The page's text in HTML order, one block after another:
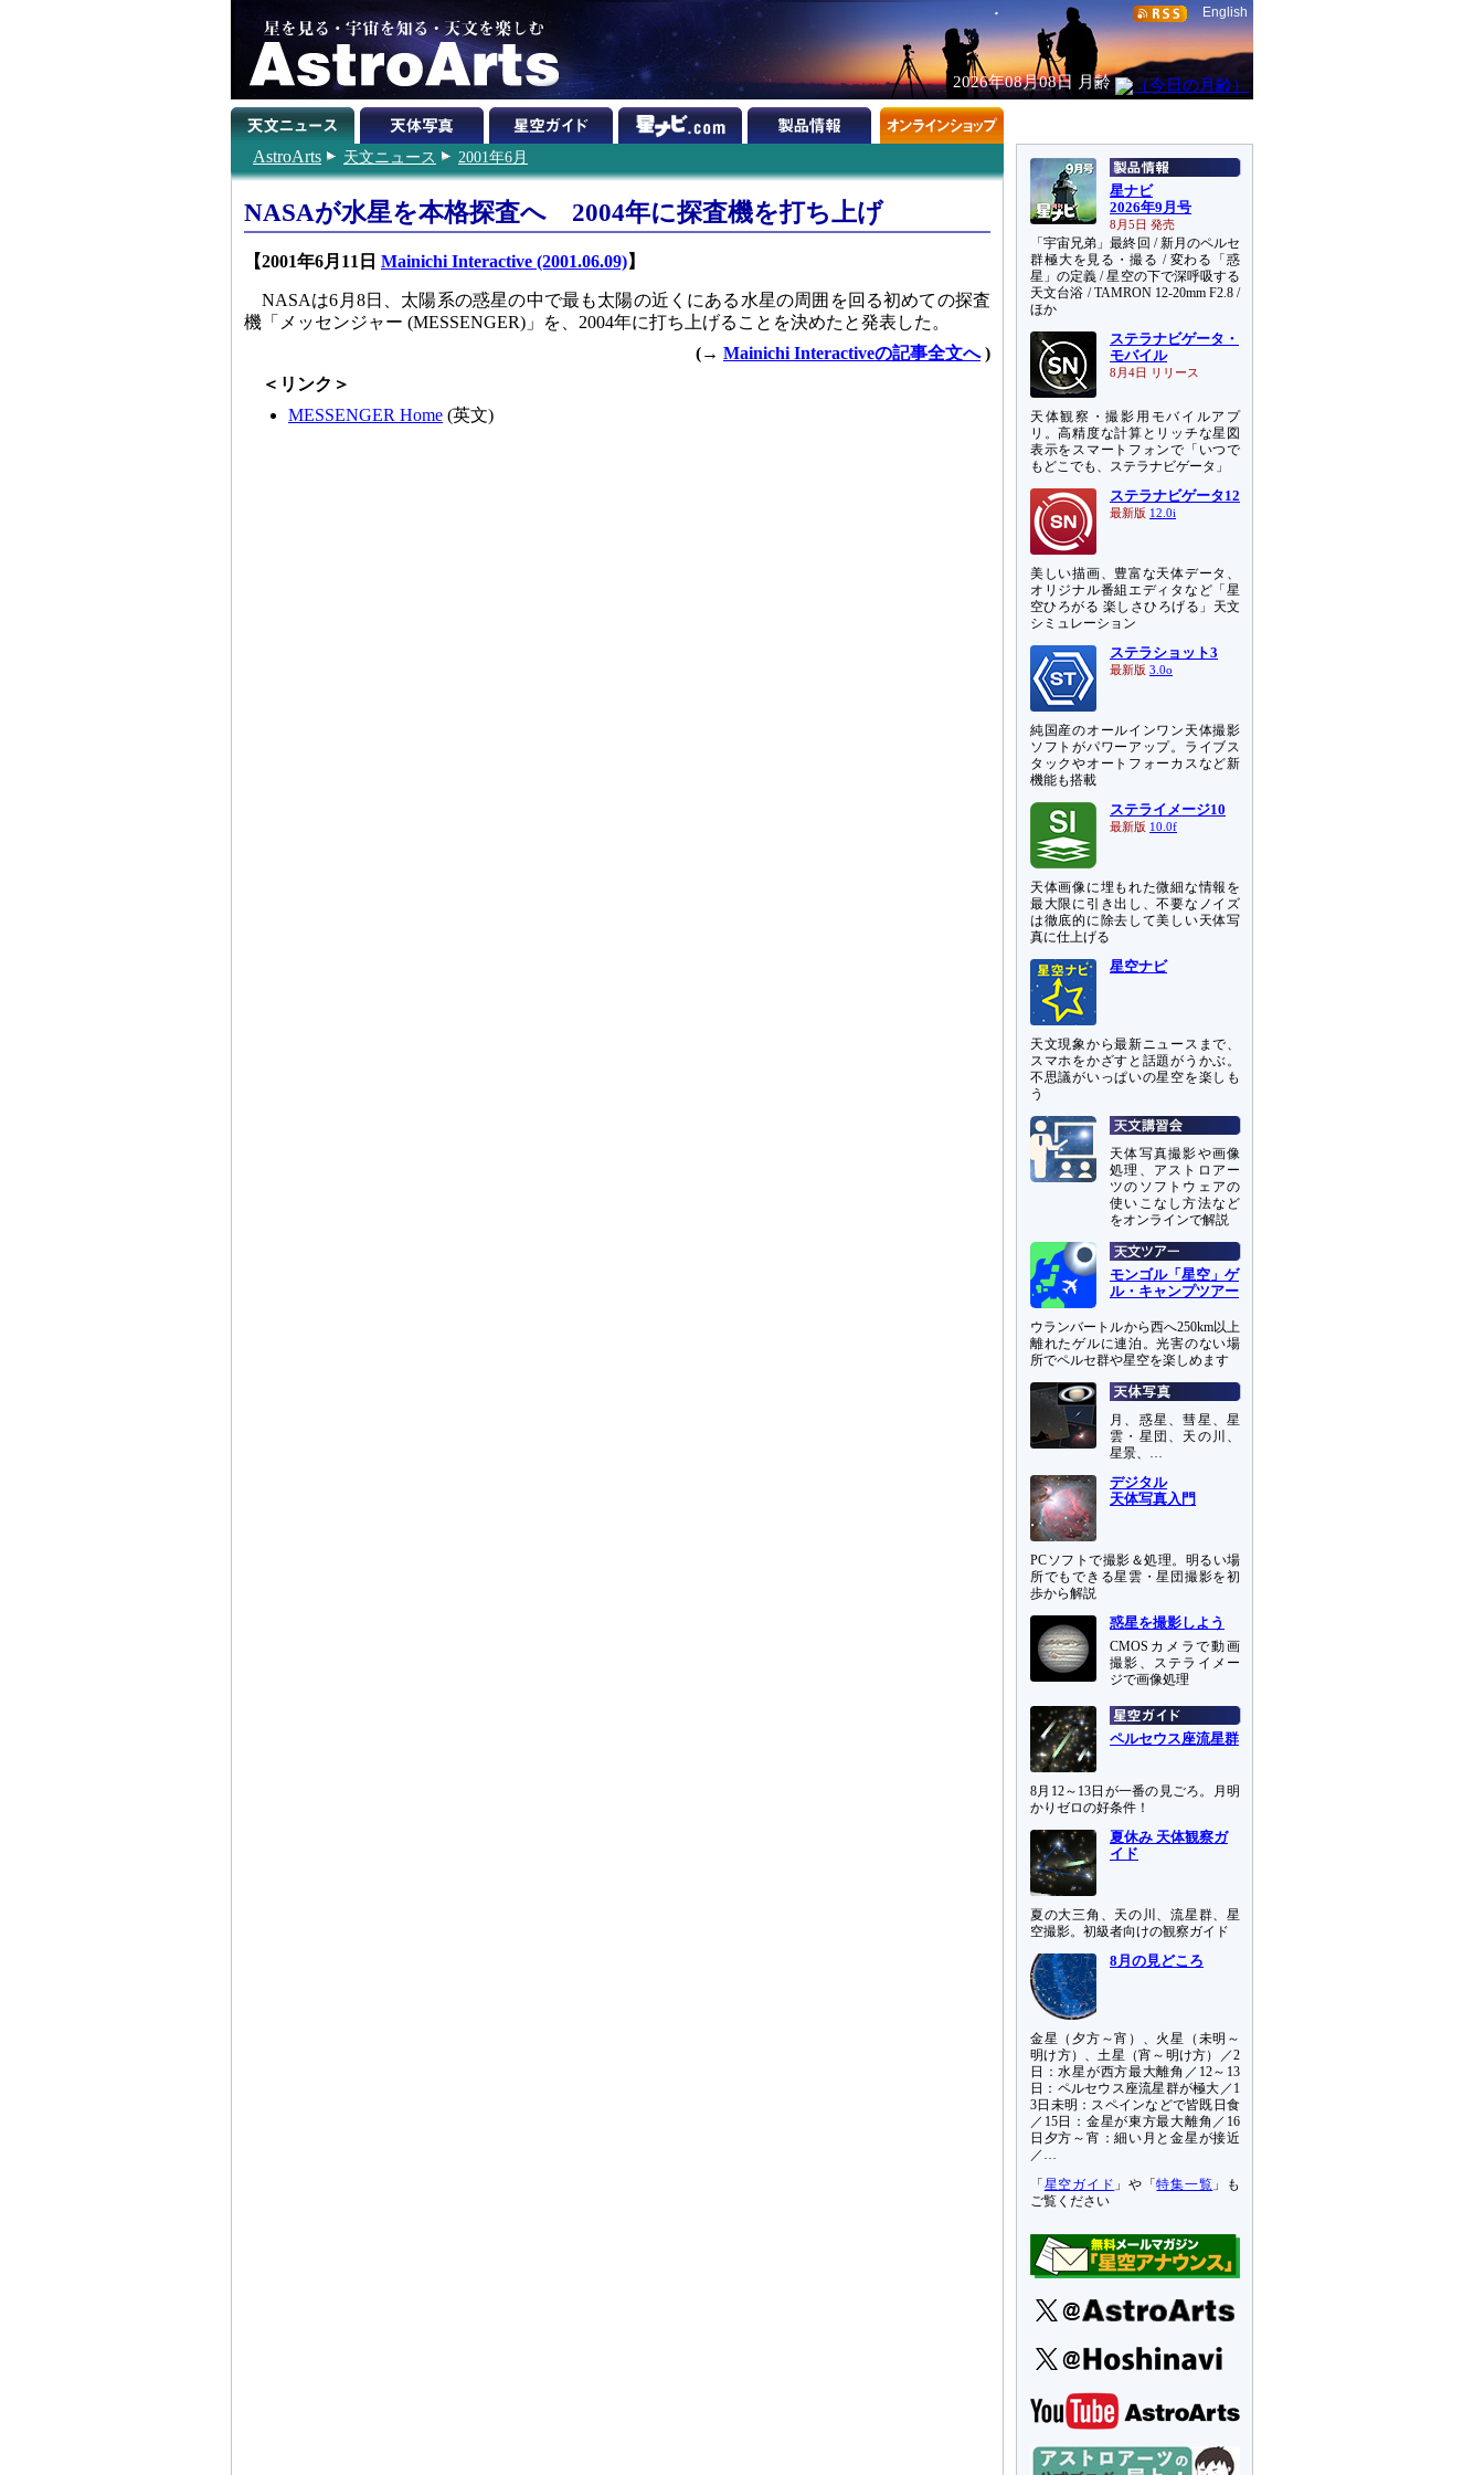
English
2026年08月08日 月齢
AstroArts 天文ニュース 2001年6月
NASAが水星を本格探査へ 2004年に探査機を打ち上げ
【2001年6月11日 Mainichi Interactive (2001.06.09)】
NASAは6月8日、太陽系の惑星の中で最も太陽の近くにある水星の周囲を回る初めての探査
機「メッセンジャー (MESSENGER)」を、2004年に打ち上げることを決めたと発表した。
(→ Mainichi Interactiveの記事全文へ)
＜リンク＞
MESSENGER Home (英文)
星ナビ
2026年9月号
8月5日 発売
「宇宙兄弟」最終回 / 新月のペルセ
群極大を見る・撮る / 変わる「惑
星」の定義 / 星空の下で深呼吸する
天文台浴 / TAMRON 12-20mm F2.8 /
ほか
ステラナビゲータ・
モバイル
8月4日 リリース
天体観察・撮影用モバイルアプ
リ。高精度な計算とリッチな星図
表示をスマートフォンで「いつで
もどこでも、ステラナビゲータ」
ステラナビゲータ12
最新版 12.0i
美しい描画、豊富な天体データ、
オリジナル番組エディタなど「星
空ひろがる 楽しさひろげる」天文
シミュレーション
ステラショット3
最新版 3.0o
純国産のオールインワン天体撮影
ソフトがパワーアップ。ライブス
タックやオートフォーカスなど新
機能も搭載
ステライメージ10
最新版 10.0f
天体画像に埋もれた微細な情報を
最大限に引き出し、不要なノイズ
は徹底的に除去して美しい天体写
真に仕上げる
星空ナビ
天文現象から最新ニュースまで、
スマホをかざすと話題がうかぶ。
不思議がいっぱいの星空を楽しも
う
天体写真撮影や画像
処理、アストロアー
ツのソフトウェアの
使いこなし方法など
をオンラインで解説
モンゴル「星空」ゲ
ル・キャンプツアー
ウランバートルから西へ250km以上
離れたゲルに連泊。光害のない場
所でペルセ群や星空を楽しめます
月、惑星、彗星、星
雲・星団、天の川、
星景、…
デジタル
天体写真入門
PCソフトで撮影＆処理。明るい場
所でもできる星雲・星団撮影を初
歩から解説
惑星を撮影しよう
CMOSカメラで動画
撮影、ステライメー
ジで画像処理
ペルセウス座流星群
8月12～13日が一番の見ごろ。月明
かりゼロの好条件！
夏休み 天体観察ガ
イド
夏の大三角、天の川、流星群、星
空撮影。初級者向けの観察ガイド
8月の見どころ
金星（夕方～宵）、火星（未明～
明け方）、土星（宵～明け方）／2
日：水星が西方最大離角／12～13
日：ペルセウス座流星群が極大／1
3日未明：スペインなどで皆既日食
／15日：金星が東方最大離角／16
日夕方～宵：細い月と金星が接近
／…
「 星空ガイド 」や「特集一覧 」も
ご覧ください